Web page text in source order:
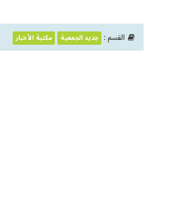
القسم : جديد الجمعية مكتبة الأخبار